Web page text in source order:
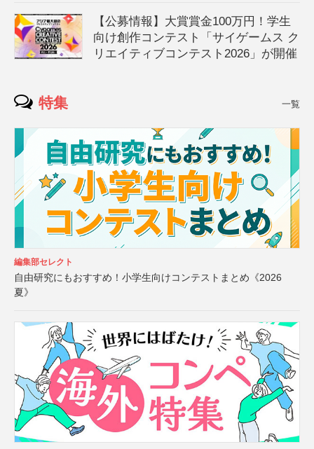
【公募情報】大賞賞金100万円！学生
向け創作コンテスト「サイゲームス ク
リエイティブコンテスト2026」が開催
特集 一覧
編集部セレクト
自由研究にもおすすめ！小学生向けコンテストまとめ《2026
夏》